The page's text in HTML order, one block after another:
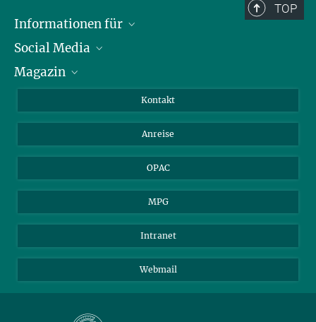
TOP
Informationen für
Journalist*innen
Stipendiat*innen
Social Media
LinkedIn
Magazin
Kontakt
Anreise
OPAC
MPG
Intranet
Webmail